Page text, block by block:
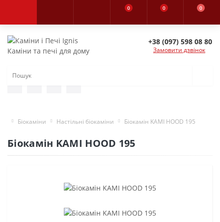
0 0 0
Каміни та печі для дому
+38 (097) 598 08 80
Замовити дзвінок
Біокаміни Настільні біокаміни Біокамін KAMI HOOD 195
Біокамін KAMI HOOD 195